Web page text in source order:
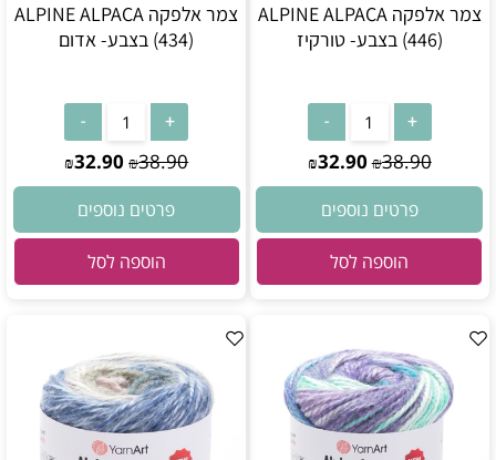
צמר אלפקה ALPINE ALPACA
(446) בצבע- טורקיז
₪38.90
₪32.90
פרטים נוספים
הוספה לסל
צמר אלפקה ALPINE ALPACA
(434) בצבע- אדום
₪38.90
₪32.90
פרטים נוספים
הוספה לסל